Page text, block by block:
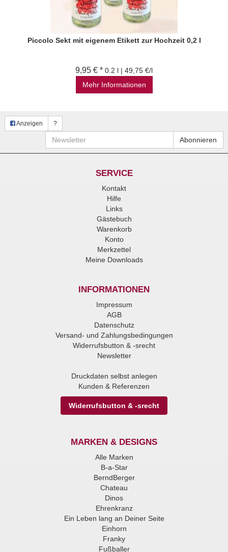
Piccolo Sekt mit eigenem Etikett zur Hochzeit 0,2 l
9,95 € * 0.2 l | 49,75 €/l
Mehr Informationen
Anzeigen ?
Newsletter Abonnieren
SERVICE
Kontakt
Hilfe
Links
Gästebuch
Warenkorb
Konto
Merkzettel
Meine Downloads
INFORMATIONEN
Impressum
AGB
Datenschutz
Versand- und Zahlungsbedingungen
Widerrufsbutton & -srecht
Newsletter
Druckdaten selbst anlegen
Kunden & Referenzen
Widerrufsbutton & -srecht
MARKEN & DESIGNS
Alle Marken
B-a-Star
BerndBerger
Chateau
Dinos
Ehrenkranz
Ein Leben lang an Deiner Seite
Einhorn
Franky
Fußballer